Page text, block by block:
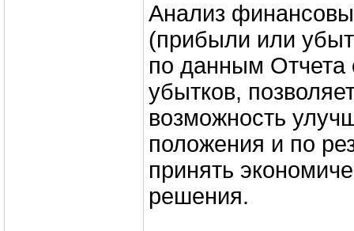
Анализ
(прибыли или
по данным Отчета
убытков,
возможность
положения и по
принять
решения.